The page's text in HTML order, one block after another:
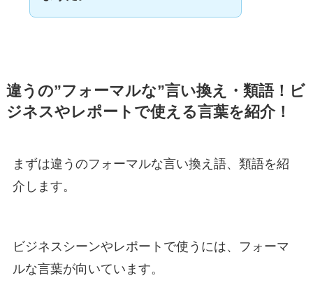
違うの”フォーマルな”言い換え・類語！ビ
ジネスやレポートで使える言葉を紹介！
まずは違うのフォーマルな言い換え語、類語を紹
介します。
ビジネスシーンやレポートで使うには、フォーマ
ルな言葉が向いています。